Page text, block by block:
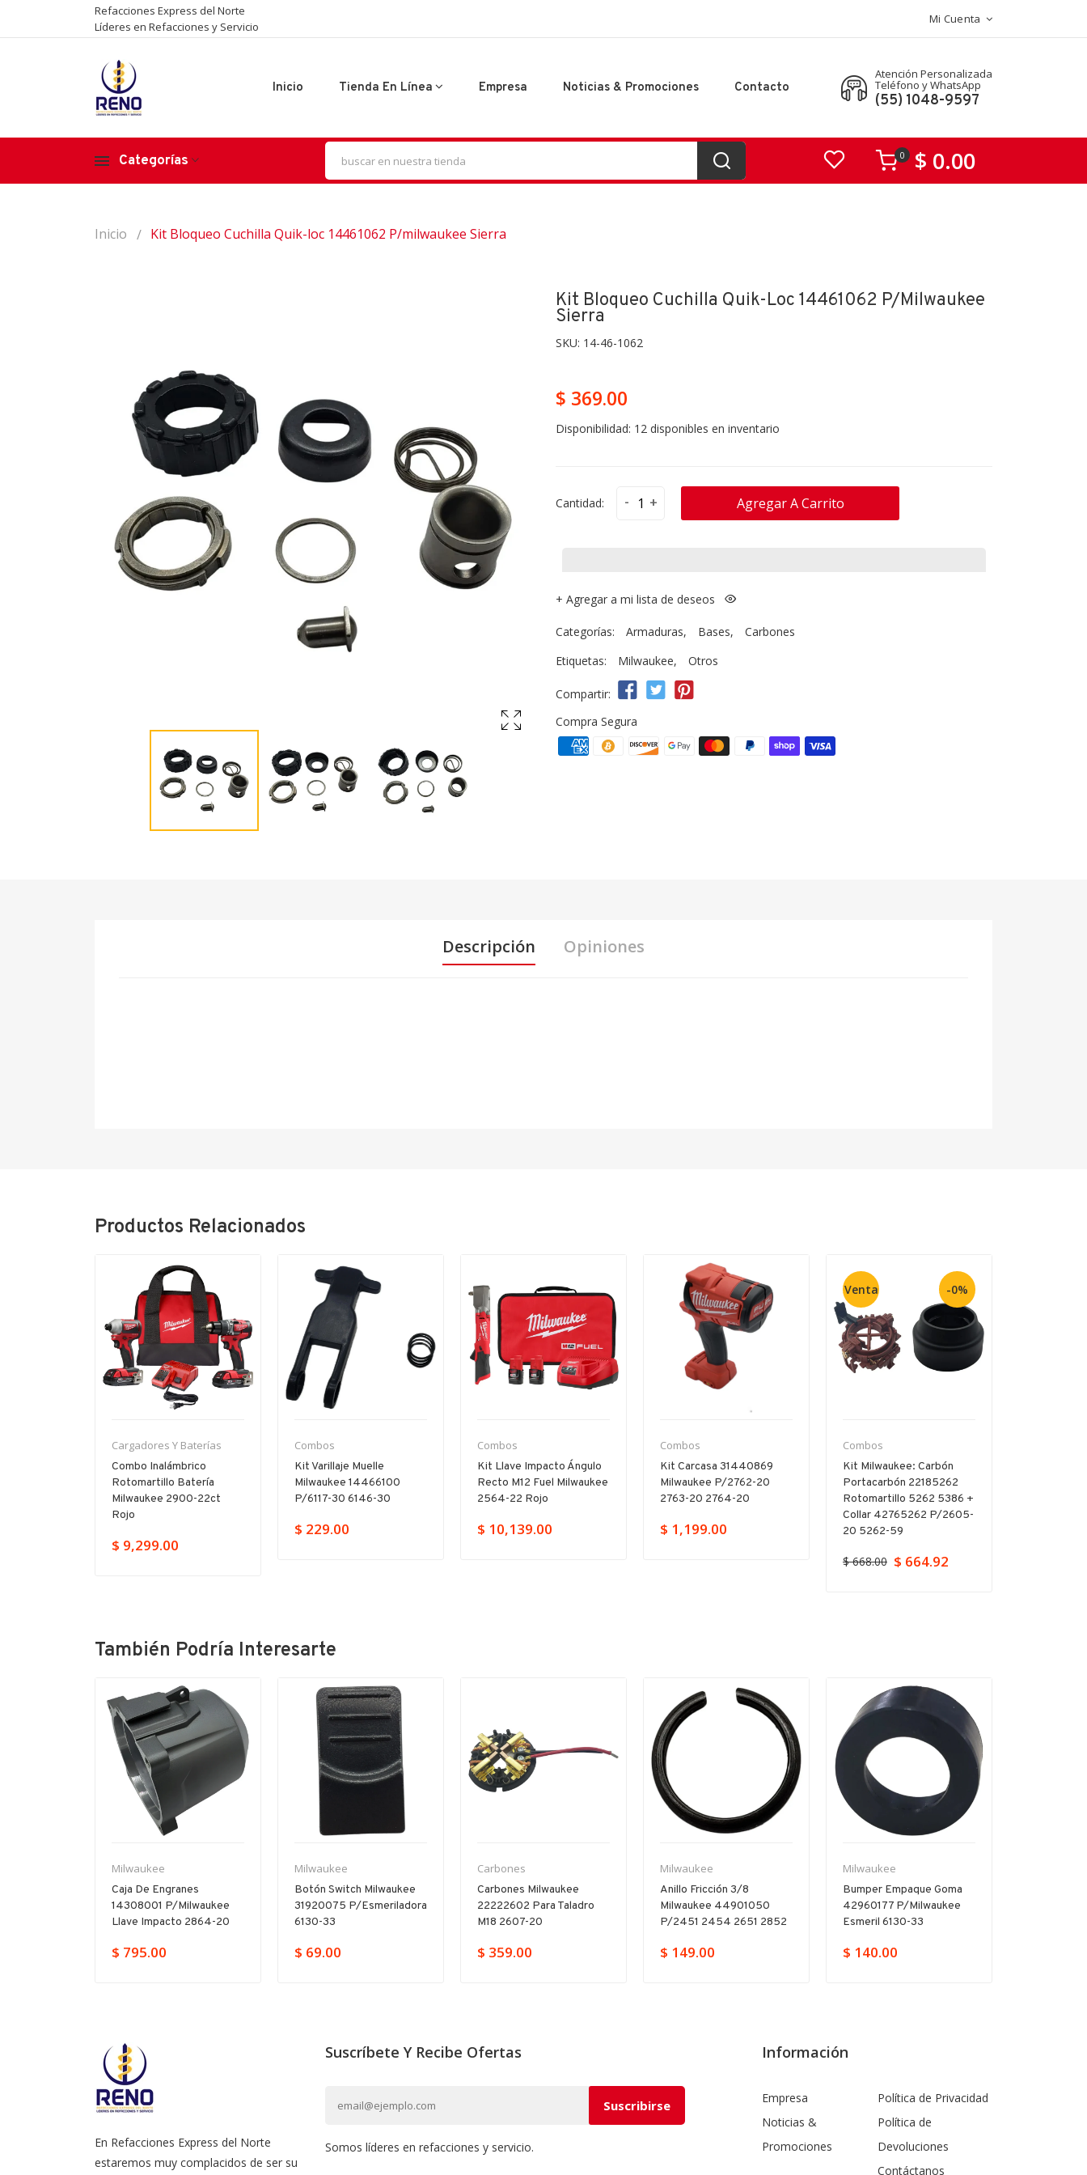
Refacciones Express del Norte
Líderes en Refacciones y Servicio
Mi Cuenta
Inicio Tienda En Línea Empresa Noticias & Promociones Contacto
Atención Personalizada
Teléfono y WhatsApp
(55) 1048-9597
Categorías $ 0.00
0
Inicio Kit Bloqueo Cuchilla Quik-loc 14461062 P/milwaukee Sierra
Kit Bloqueo Cuchilla Quik-Loc 14461062 P/milwaukee
Sierra
SKU: 14-46-1062
$ 369.00
Disponibilidad: 12 disponibles en inventario
Cantidad: - + Agregar A Carrito
+ Agregar a mi lista de deseos
Categorías: Armaduras, Bases,
Carbones
Etiquetas:
Milwaukee, Otros
Compartir:
Compra Segura
Descripción Opiniones
Productos Relacionados
Cargadores Y Baterías
Combo Inalámbrico
Rotomartillo Batería
Milwaukee 2900-22ct
Rojo
$ 9,299.00
Combos
Kit Varillaje Muelle
Milwaukee 14466100
P/6117-30 6146-30
$ 229.00
Combos
Kit Llave Impacto Ángulo
Recto M12 Fuel Milwaukee
2564-22 Rojo
$ 10,139.00
Combos
Kit Carcasa 31440869
Milwaukee P/2762-20
2763-20 2764-20
$ 1,199.00
Venta -0%
Combos
Kit Milwaukee: Carbón
Portacarbón 22185262
Rotomartillo 5262 5386 +
Collar 42765262 P/2605-
20 5262-59
$ 668.00 $ 664.92
También Podría Interesarte
Milwaukee
Caja De Engranes
14308001 P/milwaukee
Llave Impacto 2864-20
$ 795.00
Milwaukee
Botón Switch Milwaukee
31920075 P/esmeriladora
6130-33
$ 69.00
Carbones
Carbones Milwaukee
22222602 Para Taladro
M18 2607-20
$ 359.00
Milwaukee
Anillo Fricción 3/8
Milwaukee 44901050
P/2451 2454 2651 2852
$ 149.00
Milwaukee
Bumper Empaque Goma
42960177 P/milwaukee
Esmeril 6130-33
$ 140.00
En Refacciones Express del Norte
estaremos muy complacidos de ser su
Suscríbete Y Recibe Ofertas
Somos líderes en refacciones y servicio.
Información
Empresa
Noticias &
Promociones
Política de Privacidad
Política de
Devoluciones
Contáctanos